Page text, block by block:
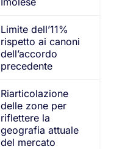
Limite dell’11%
rispetto ai canoni
dell’accordo
precedente
Riarticolazione
delle zone per
riflettere la
geografia attuale
del mercato